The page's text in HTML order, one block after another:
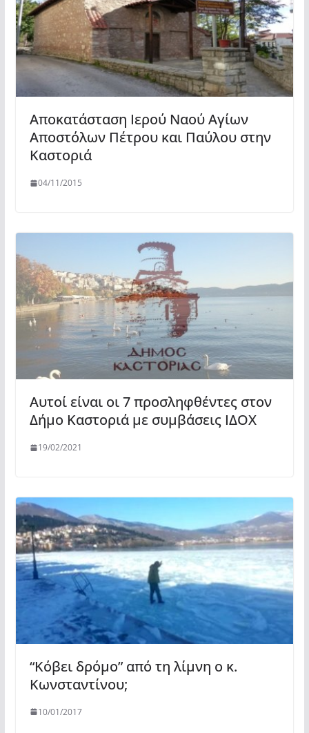
Αποκατάσταση Ιερού Ναού Αγίων
Αποστόλων Πέτρου και Παύλου στην
Καστοριά
04/11/2015
Αυτοί είναι οι 7 προσληφθέντες στον
Δήμο Καστοριά με συμβάσεις ΙΔΟΧ
19/02/2021
“Κόβει δρόμο” από τη λίμνη ο κ.
Κωνσταντίνου;
10/01/2017